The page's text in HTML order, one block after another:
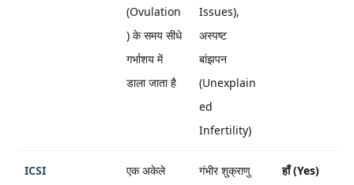
(Ovulation
) के समय सीधे
गर्भाशय में
डाला जाता है
Issues),
अस्पष्ट
बांझपन
(Unexplain
ed
Infertility)
ICSI
एक अकेले
गंभीर शुक्राणु
हाँ (Yes)